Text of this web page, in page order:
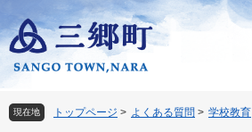
ー
ジ
頭
で
ニ
ュ
飛
ば
現在地 トップページ > よくある質問 > 学校教育